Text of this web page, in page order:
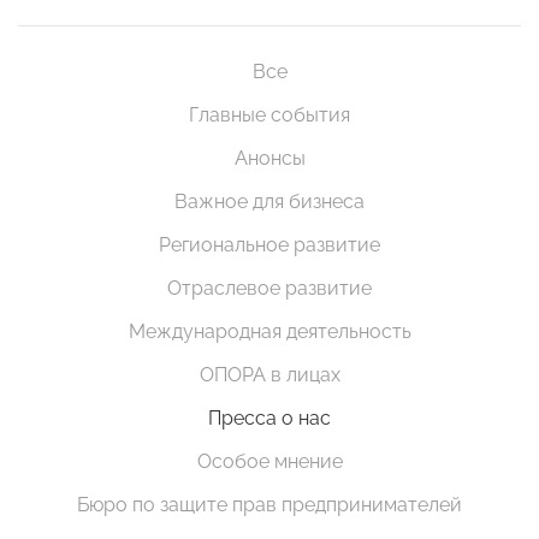
Все
Главные события
Анонсы
Важное для бизнеса
Региональное развитие
Отраслевое развитие
Международная деятельность
ОПОРА в лицах
Пресса о нас
Особое мнение
Бюро по защите прав предпринимателей